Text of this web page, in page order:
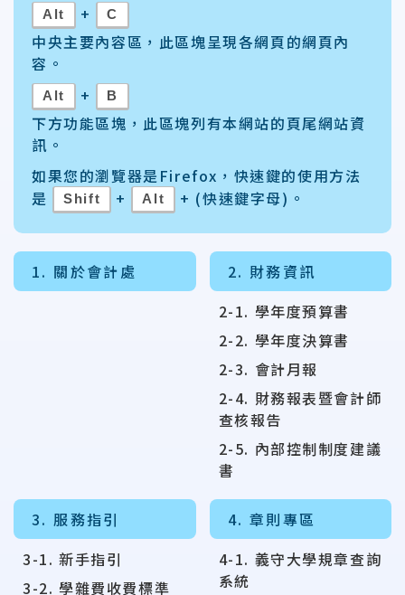
Alt + C
中央主要內容區，此區塊呈現各網頁的網頁內
容。
Alt + B
下方功能區塊，此區塊列有本網站的頁尾網站資
訊。
如果您的瀏覽器是Firefox，快速鍵的使用方法
是
Shift + Alt + (快速鍵字母)。
1. 關於會計處
2. 財務資訊
2-1. 學年度預算書
2-2. 學年度決算書
2-3. 會計月報
2-4. 財務報表暨會計師
查核報告
2-5. 內部控制制度建議
書
3. 服務指引
3-1. 新手指引
3-2. 學雜費收費標準
4. 章則專區
4-1. 義守大學規章查詢
系統